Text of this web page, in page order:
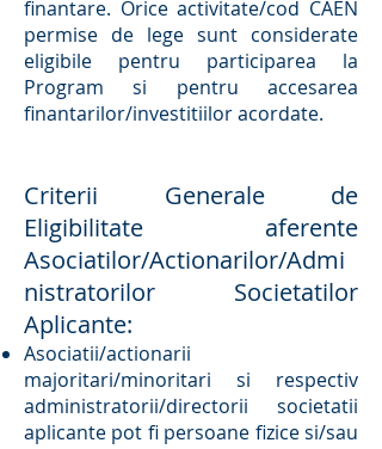
finantare. Orice activitate/cod CAEN
permise de lege sunt considerate
eligibile pentru participarea la
Program si pentru accesarea
finantarilor/investitiilor acordate.
Criterii Generale de
Eligibilitate aferente
Asociatilor/Actionarilor/Admi
nistratorilor Societatilor
Aplicante:
Asociatii/actionarii
majoritari/minoritari si respectiv
administratorii/directorii societatii
aplicante pot fi persoane fizice si/sau